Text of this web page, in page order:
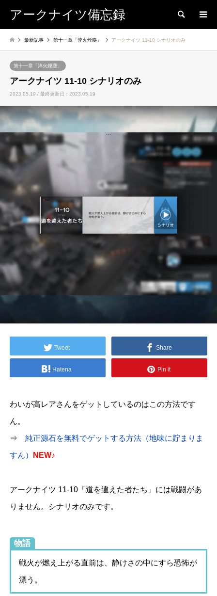
アークナイツ備忘録 検索
最新記事 第十一章「淬火煙塵」 アークナイツ 11-10 シナリオのみ
第十一章「淬火煙塵」
アークナイツ 11-10 シナリオのみ
2023.05.19 / 最終更新日：2023.05.19
Tweet Share
Hatena Pin it
わいが高レアさんをゲットしているのはこの方法です
ん。
⇒ 純正源石を無料でゲットする方法（地味に貯まりま
すん） NEW♪
アークナイツ 11-10「道を違えた者たち」には戦闘があ
りません。シナリオのみです。
物語
戦火が燃え上がる直前は、静けさの中にすら恐怖が
漂う。